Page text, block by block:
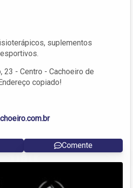
suplementos
23 - Centro - Cachoeiro de
copiado!
Comente